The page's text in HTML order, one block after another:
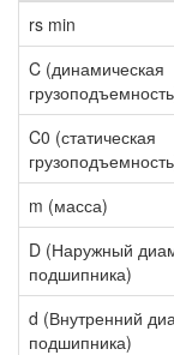
rs min
C (динамическая
C0 (статическая
m (масса)
D (Наружный
подшипника)
d (Внутренний
подшипника)